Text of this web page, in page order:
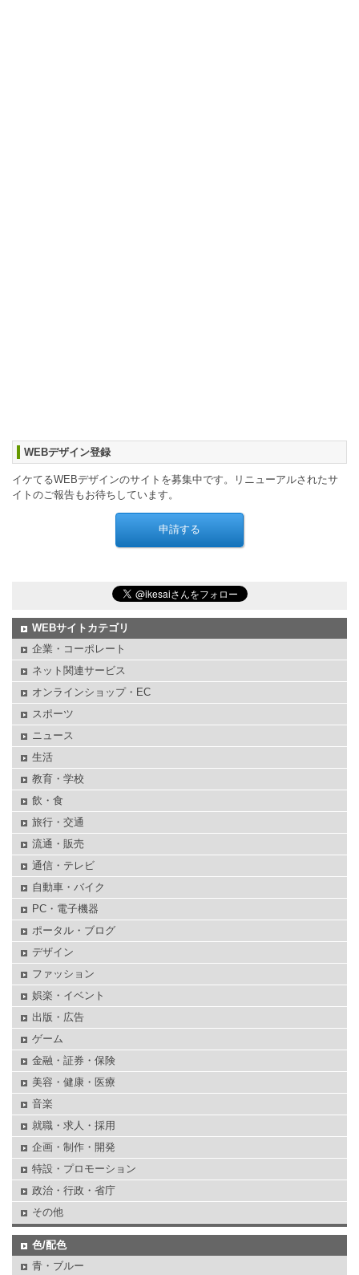
WEBデザイン登録
イケてるWEBデザインのサイトを募集中です。リニューアルされたサ
イトのご報告もお待ちしています。
WEBサイトカテゴリ
企業・コーポレート
ネット関連サービス
オンラインショップ・EC
スポーツ
ニュース
生活
教育・学校
飲・食
旅行・交通
流通・販売
通信・テレビ
自動車・バイク
PC・電子機器
ポータル・ブログ
デザイン
ファッション
娯楽・イベント
出版・広告
ゲーム
金融・証券・保険
美容・健康・医療
音楽
就職・求人・採用
企画・制作・開発
特設・プロモーション
政治・行政・省庁
その他
色/配色
青・ブルー